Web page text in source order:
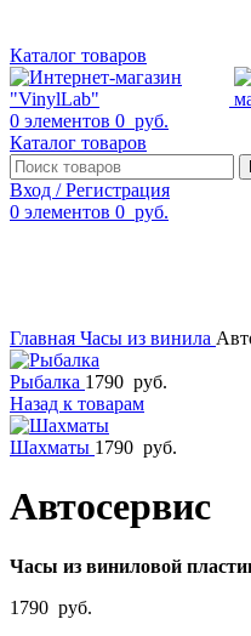
Каталог товаров
0 элементов 0 руб.
Каталог товаров
Вход / Регистрация
0 элементов 0 руб.
Главная Часы из винила
Рыбалка 1790 руб.
Назад к товарам
Шахматы 1790 руб.
Автосервис
Часы из виниловой
1790 руб.